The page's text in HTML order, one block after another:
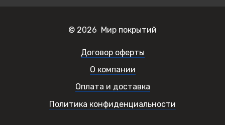
© 2026 Мир покрытий
Договор оферты
О компании
Оплата и доставка
Политика конфиденциальности